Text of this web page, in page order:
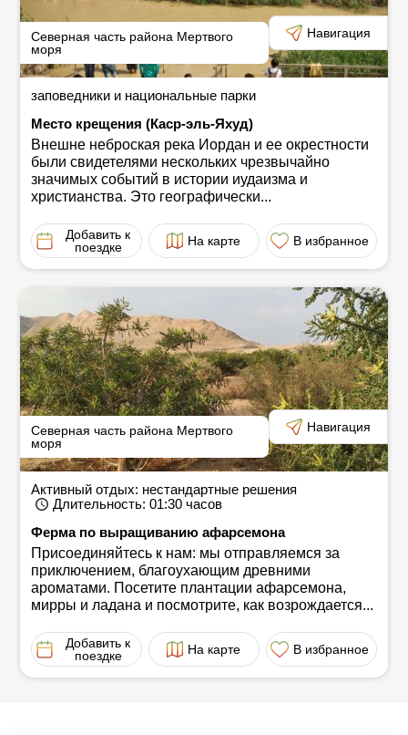
Северная часть района Мертвого
моря
Навигация
заповедники и национальные парки
Место крещения (Каср-эль-Яхуд)
Внешне неброская река Иордан и ее окрестности
были свидетелями нескольких чрезвычайно
значимых событий в истории иудаизма и
христианства. Это географически...
Добавить к
поездке
На карте В избранное
Северная часть района Мертвого
моря
Навигация
Активный отдых: нестандартные решения
Длительность: 01:30часов
Ферма по выращиванию афарсемона
Присоединяйтесь к нам: мы отправляемся за
приключением, благоухающим древними
ароматами. Посетите плантации афарсемона,
мирры и ладана и посмотрите, как возрождается...
Добавить к
поездке
На карте В избранное